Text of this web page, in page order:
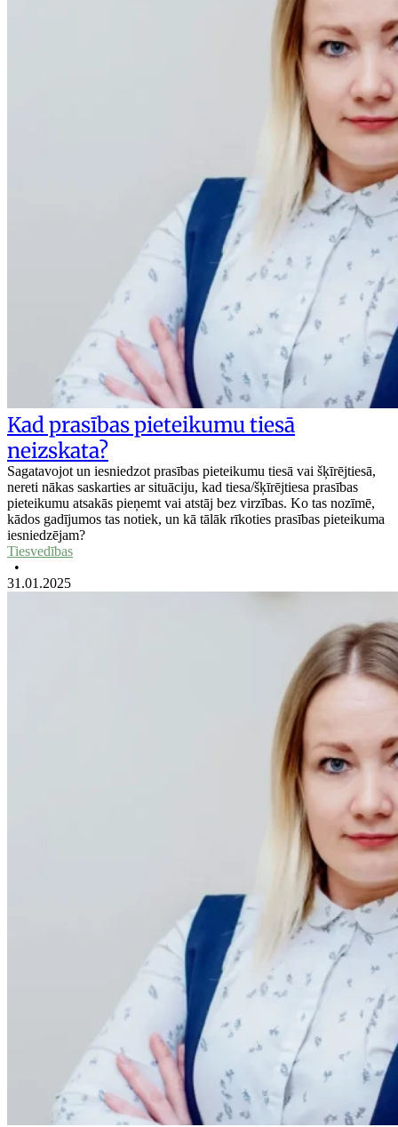
Kad prasības pieteikumu tiesā
neizskata?
Sagatavojot un iesniedzot prasības pieteikumu tiesā vai šķīrējtiesā,
nereti nākas saskarties ar situāciju, kad tiesa/šķīrējtiesa prasības
pieteikumu atsakās pieņemt vai atstāj bez virzības. Ko tas nozīmē,
kādos gadījumos tas notiek, un kā tālāk rīkoties prasības pieteikuma
iesniedzējam?
Tiesvedības
•
31.01.2025